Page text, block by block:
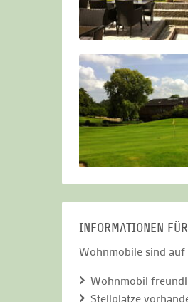
Havighorst nehmen.
INFORMATIONEN
Wohnmobile sind auf
Wohnmobil
Stellplätze